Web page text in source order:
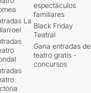
La
espectáculos
familiares
Black Friday
Teatral
Gana entradas de
teatro gratis -
concursos